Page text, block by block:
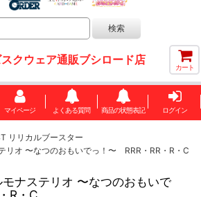
クウェア通販ブシロード店
カート
マイページ よくある質問 商品の状態表記 ログイン
リリカルブースター
リオ 〜なつのおもいでっ！〜 RRR・RR・R・C
ナステリオ 〜なつのおもいで